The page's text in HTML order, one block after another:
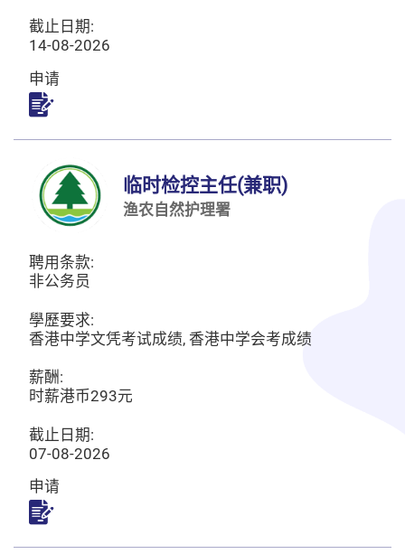
截止日期:
14-08-2026
申请
申请
临时检控主任(兼职)
渔农自然护理署
聘用条款:
非公务员
學歷要求:
香港中学文凭考试成绩, 香港中学会考成绩
薪酬:
时薪港币293元
截止日期:
07-08-2026
申请
申请